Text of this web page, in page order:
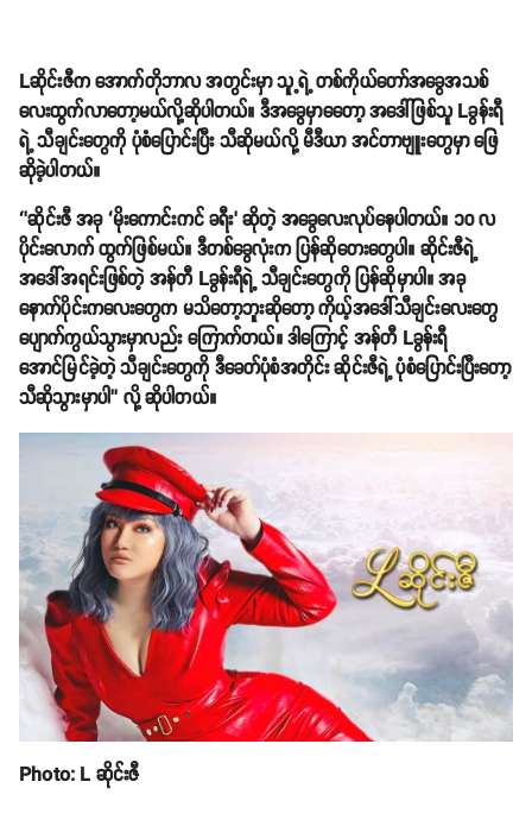
Lဆိုင်းဇီက အောက်တိုဘာလ အတွင်းမှာ သူ့ရဲ့ တစ်ကိုယ်တော်အခွေအသစ်
လေးထွက်လာတော့မယ်လို့ဆိုပါတယ်။ ဒီအခွေမှာတေော့ အဒေါ်ဖြစ်သူ Lခွန်းရီ
ရဲ့ သီချင်းတွေကို ပုံစံပြောင်းပြီး သီဆိုမယ်လို့ မီဒီယာ အင်တာဗျူးတွေမှာ ဖြေ
ဆိုခဲ့ပါတယ်။
‘’ဆိုင်းဇီ အခု ‘မိုးကောင်းကင် ခရီး’ ဆိုတဲ့ အခွေလေးလုပ်နေပါတယ်။ ၁၀ လ
ပိုင်းလောက် ထွက်ဖြစ်မယ်။ ဒီတစ်ခွေလုံးက ပြန်ဆိုတေးတွေပါ။ ဆိုင်းဇီရဲ့
အဒေါ်အရင်းဖြစ်တဲ့ အန်တီ Lခွန်းရီရဲ့ သီချင်းတွေကို ပြန်ဆိုမှာပါ။ အခု
နောက်ပိုင်းကလေးတွေက မသိတော့ဘူးဆိုတော့ ကိုယ့်အဒေါ်သီချင်းလေးတွေ
ပျောက်ကွယ်သွားမှာလည်း ကြောက်တယ်။ ဒါကြောင့် အန်တီ Lခွန်းရီ
အောင်မြင်ခဲ့တဲ့ သီချင်းတွေကို ဒီခေတ်ပုံစံအတိုင်း ဆိုင်းဇီရဲ့ ပုံစံပြောင်းပြီးတော့
သီဆိုသွားမှာပါ’’ လို့ ဆိုပါတယ်။
Photo: L ဆိုင်းဇီ